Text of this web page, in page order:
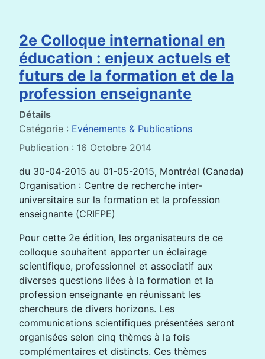
2e Colloque international en
éducation : enjeux actuels et
futurs de la formation et de la
profession enseignante
Détails
Catégorie : Evénements & Publications
Publication : 16 Octobre 2014
du 30-04-2015 au 01-05-2015, Montréal (Canada)
Organisation : Centre de recherche inter-
universitaire sur la formation et la profession
enseignante (CRIFPE)
Pour cette 2e édition, les organisateurs de ce
colloque souhaitent apporter un éclairage
scientifique, professionnel et associatif aux
diverses questions liées à la formation et la
profession enseignante en réunissant les
chercheurs de divers horizons. Les
communications scientifiques présentées seront
organisées selon cinq thèmes à la fois
complémentaires et distincts. Ces thèmes